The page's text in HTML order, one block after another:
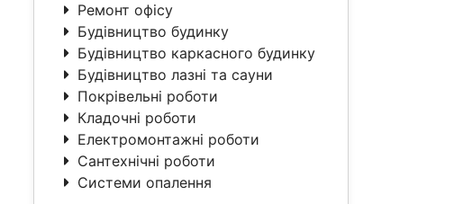
Ремонт офісу
Будівництво будинку
Будівництво каркасного будинку
Будівництво лазні та сауни
Покрівельні роботи
Кладочні роботи
Електромонтажні роботи
Сантехнічні роботи
Системи опалення